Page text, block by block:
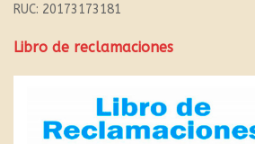
RUC: 20173173181
Libro de reclamaciones